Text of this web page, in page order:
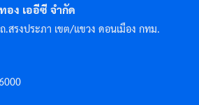
อง เออีซี จำกัด
สรงประภา เขต/แขวง ดอนเมือง กทม.